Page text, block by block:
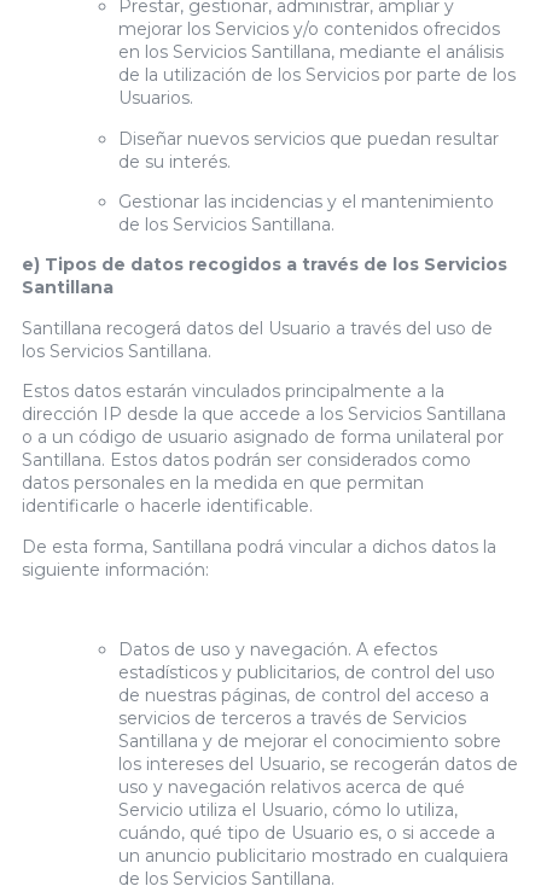
Prestar, gestionar, administrar, ampliar y
mejorar los Servicios y/o contenidos ofrecidos
en los Servicios Santillana, mediante el análisis
de la utilización de los Servicios por parte de los
Usuarios.
Diseñar nuevos servicios que puedan resultar
de su interés.
Gestionar las incidencias y el mantenimiento
de los Servicios Santillana.
e) Tipos de datos recogidos a través de los Servicios
Santillana
Santillana recogerá datos del Usuario a través del uso de
los Servicios Santillana.
Estos datos estarán vinculados principalmente a la
dirección IP desde la que accede a los Servicios Santillana
o a un código de usuario asignado de forma unilateral por
Santillana. Estos datos podrán ser considerados como
datos personales en la medida en que permitan
identificarle o hacerle identificable.
De esta forma, Santillana podrá vincular a dichos datos la
siguiente información:
Datos de uso y navegación. A efectos
estadísticos y publicitarios, de control del uso
de nuestras páginas, de control del acceso a
servicios de terceros a través de Servicios
Santillana y de mejorar el conocimiento sobre
los intereses del Usuario, se recogerán datos de
uso y navegación relativos acerca de qué
Servicio utiliza el Usuario, cómo lo utiliza,
cuándo, qué tipo de Usuario es, o si accede a
un anuncio publicitario mostrado en cualquiera
de los Servicios Santillana.